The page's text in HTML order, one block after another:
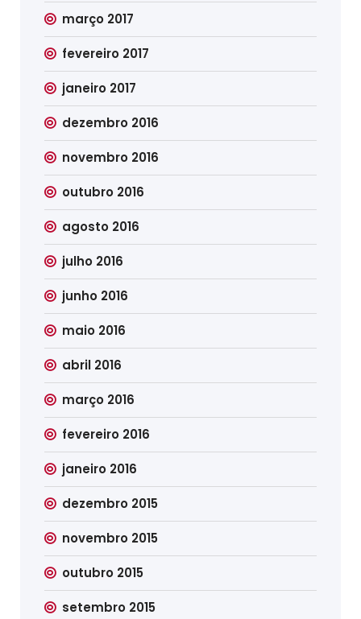
março 2017
fevereiro 2017
janeiro 2017
dezembro 2016
novembro 2016
outubro 2016
agosto 2016
julho 2016
junho 2016
maio 2016
abril 2016
março 2016
fevereiro 2016
janeiro 2016
dezembro 2015
novembro 2015
outubro 2015
setembro 2015